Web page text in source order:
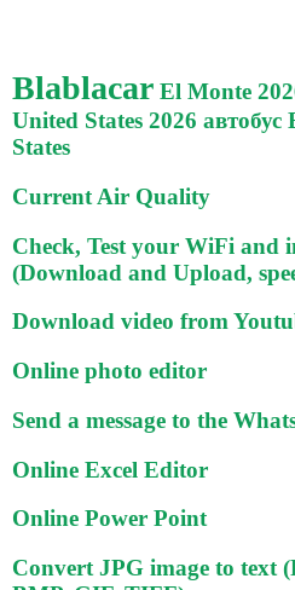
Blablacar El Monte
United States 2026
States
Current Air Quality
Check, Test your WiFi and
(Download and Upload,
Download video from
Online photo editor
Send a message to the
Online Excel Editor
Online Power Point
Convert JPG image to text